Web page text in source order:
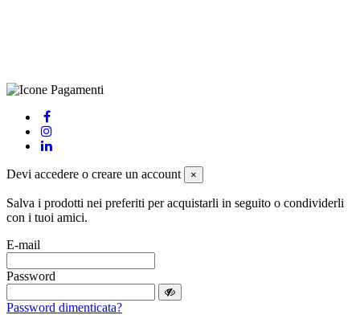
Devi accedere o creare un account ×
Salva i prodotti nei preferiti per acquistarli in seguito o condividerli
con i tuoi amici.
E-mail
Password
Password dimenticata?